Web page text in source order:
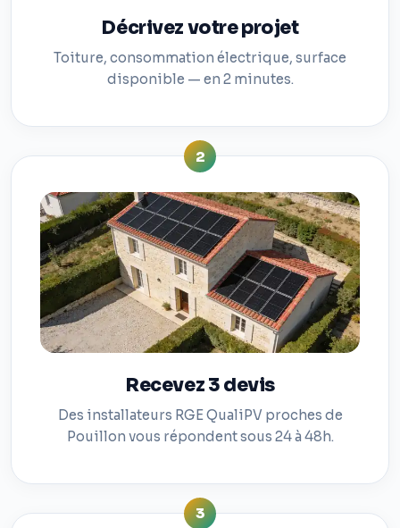
Décrivez votre projet
Toiture, consommation électrique, surface
disponible — en 2 minutes.
2
Recevez 3 devis
Des installateurs RGE QualiPV proches de
Pouillon vous répondent sous 24 à 48h.
3